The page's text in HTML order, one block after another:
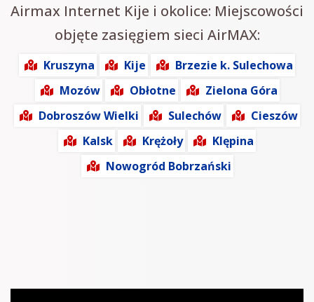
Airmax Internet Kije i okolice: Miejscowości
objęte zasięgiem sieci AirMAX:
Kruszyna Kije
Brzezie k. Sulechowa
Mozów
Obłotne
Zielona Góra
Dobroszów Wielki
Sulechów
Cieszów
Kalsk
Krężoły
Klępina
Nowogród Bobrzański